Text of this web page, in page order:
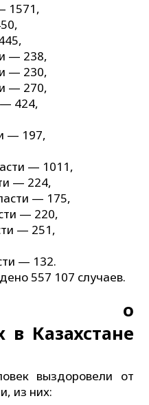
1571,
— 238,
— 230,
— 270,
— 424,
— 197,
— 1011,
— 224,
— 175,
— 220,
— 251,
— 132.
557 107 случаев.
о
Казахстане
выздоровели от
из них: